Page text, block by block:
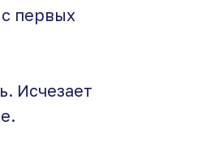
первых
Исчезает